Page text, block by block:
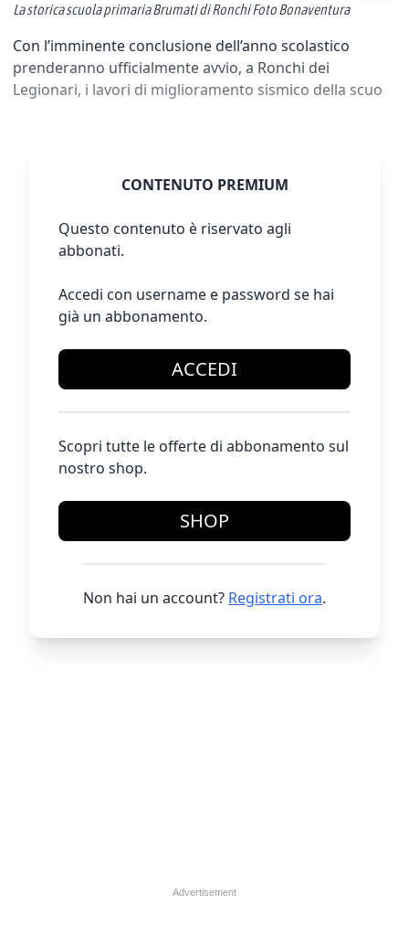
La storica scuola primaria Brumati di Ronchi Foto Bonaventura
Con l’imminente conclusione dell’anno scolastico
prenderanno ufficialmente avvio, a Ronchi dei
Legionari, i lavori di miglioramento sismico della scuo
CONTENUTO PREMIUM
Questo contenuto è riservato agli
abbonati.
Accedi con username e password se hai
già un abbonamento.
ACCEDI
Scopri tutte le offerte di abbonamento sul
nostro shop.
SHOP
Non hai un account? Registrati ora.